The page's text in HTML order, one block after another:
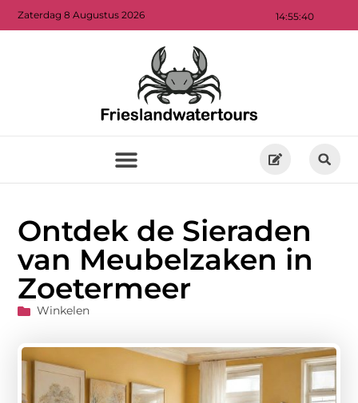
14:55:42
Zaterdag 8 Augustus 2026
Ontdek de Sieraden
van Meubelzaken in
Zoetermeer
Winkelen